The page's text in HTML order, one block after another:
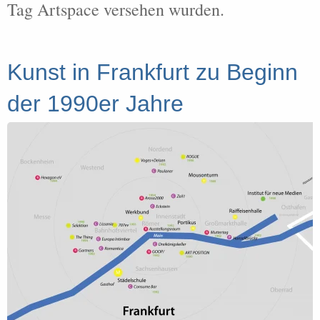
Tag Artspace versehen wurden.
Kunst in Frankfurt zu Beginn
der 1990er Jahre